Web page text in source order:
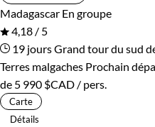
Bord de mer et îles
Madagascar En groupe
4,18 / 5
19 joursGrand tour du sud
Terres malgaches Prochain
de 5 990 $CAD / pers.
Carte
Détails